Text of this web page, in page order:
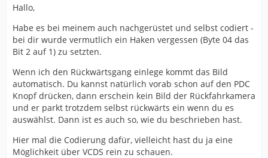
Hallo,
Habe es bei meinem auch nachgerüstet und selbst codiert -
bei dir wurde vermutlich ein Haken vergessen (Byte 04 das
Bit 2 auf 1) zu setzten.
Wenn ich den Rückwärtsgang einlege kommt das Bild
automatisch. Du kannst natürlich vorab schon auf den PDC
Knopf drücken, dann erschein kein Bild der Rückfahrkamera
und er parkt trotzdem selbst rückwärts ein wenn du es
auswählst. Dann ist es auch so, wie du beschrieben hast.
Hier mal die Codierung dafür, vielleicht hast du ja eine
Möglichkeit über VCDS rein zu schauen.